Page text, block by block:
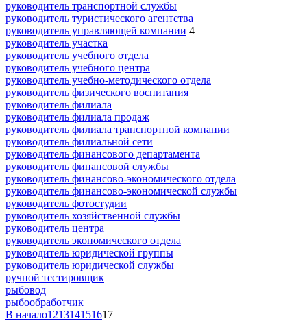
руководитель транспортной службы
руководитель туристического агентства
руководитель управляющей компании 4
руководитель участка
руководитель учебного отдела
руководитель учебного центра
руководитель учебно-методического отдела
руководитель физического воспитания
руководитель филиала
руководитель филиала продаж
руководитель филиала транспортной компании
руководитель филиальной сети
руководитель финансового департамента
руководитель финансовой службы
руководитель финансово-экономического отдела
руководитель финансово-экономической службы
руководитель фотостудии
руководитель хозяйственной службы
руководитель центра
руководитель экономического отдела
руководитель юридической группы
руководитель юридической службы
ручной тестировщик
рыбовод
рыбообработчик
В начало121314151617